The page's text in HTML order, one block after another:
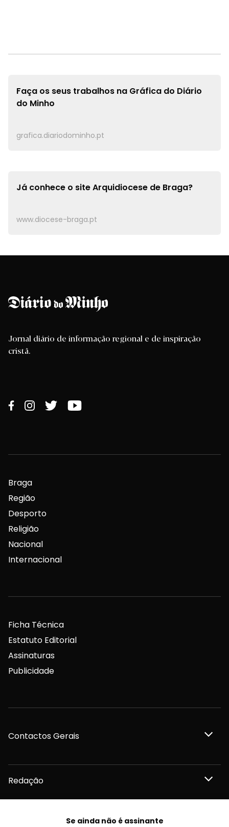
Faça os seus trabalhos na Gráfica do Diário
do Minho
grafica.diariodominho.pt
Já conhece o siteArquidiocese de Braga?
www.diocese-braga.pt
Se ainda não é assinante
Jornal diário de informação regional e de inspiração
cristã.
Braga
Região
Desporto
Religião
Nacional
Internacional
Ficha Técnica
Estatuto Editorial
Assinaturas
Publicidade
Contactos Gerais
Redação
Departamento Comercial